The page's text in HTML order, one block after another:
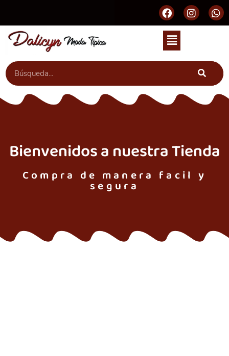
Bienvenidos a nuestra Tienda
Compra de manera facil y
segura